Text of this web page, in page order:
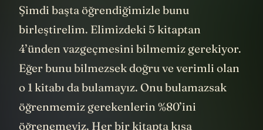
Şimdi başta öğrendiğimizle bunu
birleştirelim. Elimizdeki 5 kitaptan
4’ünden vazgeçmesini bilmemiz gerekiyor.
Eğer bunu bilmezsek doğru ve verimli olan
o 1 kitabı da bulamayız. Onu bulamazsak
öğrenmemiz gerekenlerin %80’ini
öğrenemeyiz. Her bir kitapta kısa